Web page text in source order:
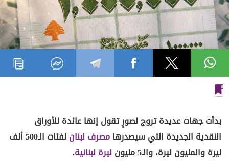
بدأت جهات عديدة تروج لصورٍ تقول إنها عائدة للأوراق
النقدية الجديدة التي سيصدرهامصرف لبنان
لفئات الـ500 ألف
ليرة والمليون ليرة، والـ5 مليون
ليرة لبنانية.